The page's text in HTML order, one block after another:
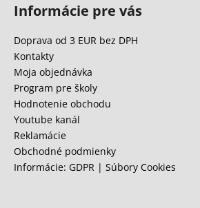
Informácie pre vás
Doprava od 3 EUR bez DPH
Kontakty
Moja objednávka
Program pre školy
Hodnotenie obchodu
Youtube kanál
Reklamácie
Obchodné podmienky
Informácie: GDPR | Súbory Cookies